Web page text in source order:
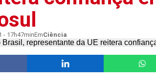
- 17h47minEmCiência